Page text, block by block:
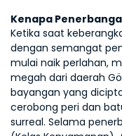
Kenapa
Ketika saat
dengan semangat
mulai naik perlahan,
megah dari daerah
bayangan yang
cerobong peri dan
surreal. Selama